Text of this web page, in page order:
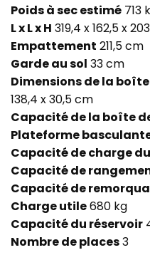
Poids à sec estimé 713
L x L x H 319,4 x 162,5 x
Empattement 211,5 cm
Garde au sol 33 cm
Dimensions de la
138,4 x 30,5 cm
Capacité de la boîte
Plateforme
Capacité de charge
Capacité de
Capacité de
Charge utile680 kg
Capacité du réservoir
Nombre de places3